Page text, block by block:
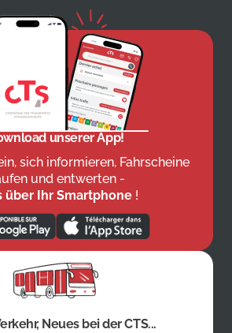
unserer App!
sich informieren, Fahrscheine
und entwerten -
über Ihr Smartphone !
Neues bei der CTS...